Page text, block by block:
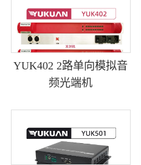
YUK402 2路单向模拟音
频光端机